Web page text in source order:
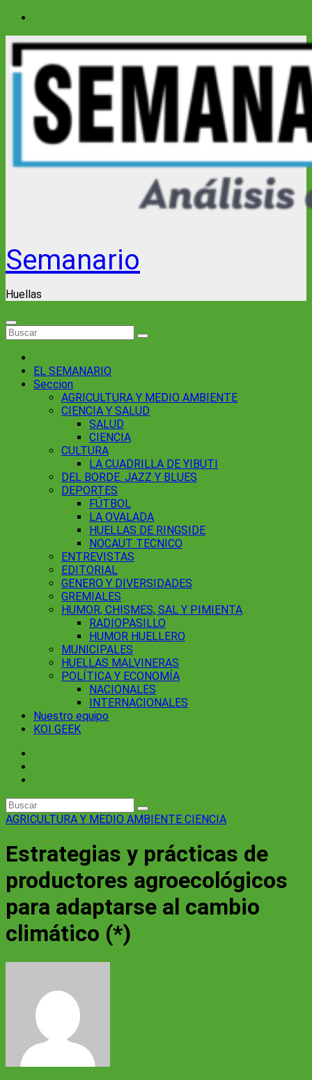
Saltar
contenido
Semanario
Huellas
EL SEMANARIO
Seccion
AGRICULTURA Y MEDIO AMBIENTE
CIENCIA Y SALUD
SALUD
CIENCIA
CULTURA
LA CUADRILLA DE YIBUTI
DEL BORDE. JAZZ Y BLUES
DEPORTES
FÚTBOL
LA OVALADA
HUELLAS DE RINGSIDE
NOCAUT TECNICO
ENTREVISTAS
EDITORIAL
GENERO Y DIVERSIDADES
GREMIALES
HUMOR, CHISMES, SAL Y PIMIENTA
RADIOPASILLO
HUMOR HUELLERO
MUNICIPALES
HUELLAS MALVINERAS
POLÍTICA Y ECONOMÍA
NACIONALES
INTERNACIONALES
Nuestro equipo
KOI GEEK
AGRICULTURA Y MEDIO AMBIENTE CIENCIA
Estrategias y prácticas de
productores agroecológicos
para adaptarse al cambio
climático (*)